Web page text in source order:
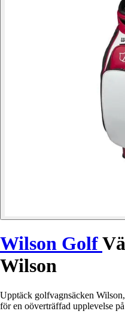
Wilson Golf
Wilson
Upptäck golfvagnsäcken
för en oöverträffad upplevelse